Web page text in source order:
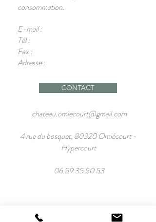
consommation.
E-mail :
Tél :
Fax :
Adresse :
CONTACT
chateau.omiecourt@gmail.com
4 rue du bosquet, 80320 Omiécourt -
Hypercourt
06 59 35 50 53